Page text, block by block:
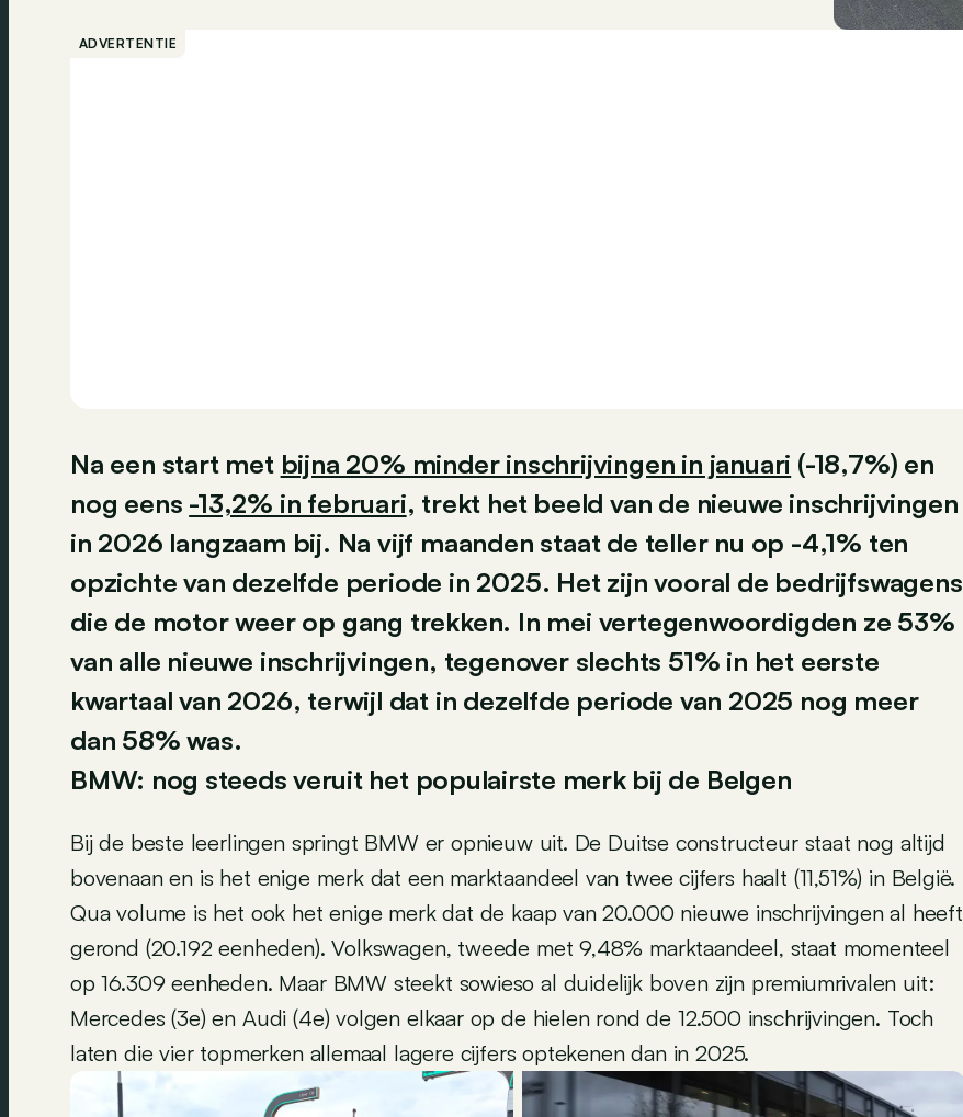
ADVERTENTIE
Na een start met bijna 20% minder inschrijvingen in januari (-18,7%) en
nog eens -13,2% in februari, trekt het beeld van de nieuwe inschrijvingen
in 2026 langzaam bij. Na vijf maanden staat de teller nu op -4,1% ten
opzichte van dezelfde periode in 2025. Het zijn vooral de bedrijfswagens
die de motor weer op gang trekken. In mei vertegenwoordigden ze 53%
van alle nieuwe inschrijvingen, tegenover slechts 51% in het eerste
kwartaal van 2026, terwijl dat in dezelfde periode van 2025 nog meer
dan 58% was.
BMW: nog steeds veruit het populairste merk bij de Belgen
Bij de beste leerlingen springt BMW er opnieuw uit. De Duitse constructeur staat nog altijd
bovenaan en is het enige merk dat een marktaandeel van twee cijfers haalt (11,51%) in België.
Qua volume is het ook het enige merk dat de kaap van 20.000 nieuwe inschrijvingen al heeft
gerond (20.192 eenheden). Volkswagen, tweede met 9,48% marktaandeel, staat momenteel
op 16.309 eenheden. Maar BMW steekt sowieso al duidelijk boven zijn premiumrivalen uit:
Mercedes (3e) en Audi (4e) volgen elkaar op de hielen rond de 12.500 inschrijvingen. Toch
laten die vier topmerken allemaal lagere cijfers optekenen dan in 2025.